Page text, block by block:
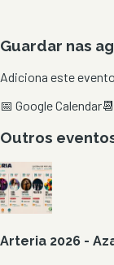
Guardar nas
Adiciona este
📅 Google Calendar
Outros
Arteria 2026 -